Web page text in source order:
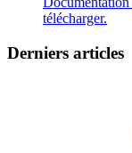
télécharger.
Derniers articles